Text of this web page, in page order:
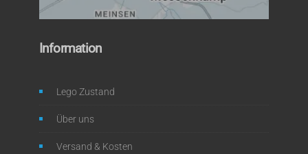
Information
Lego Zustand
Über uns
Versand & Kosten